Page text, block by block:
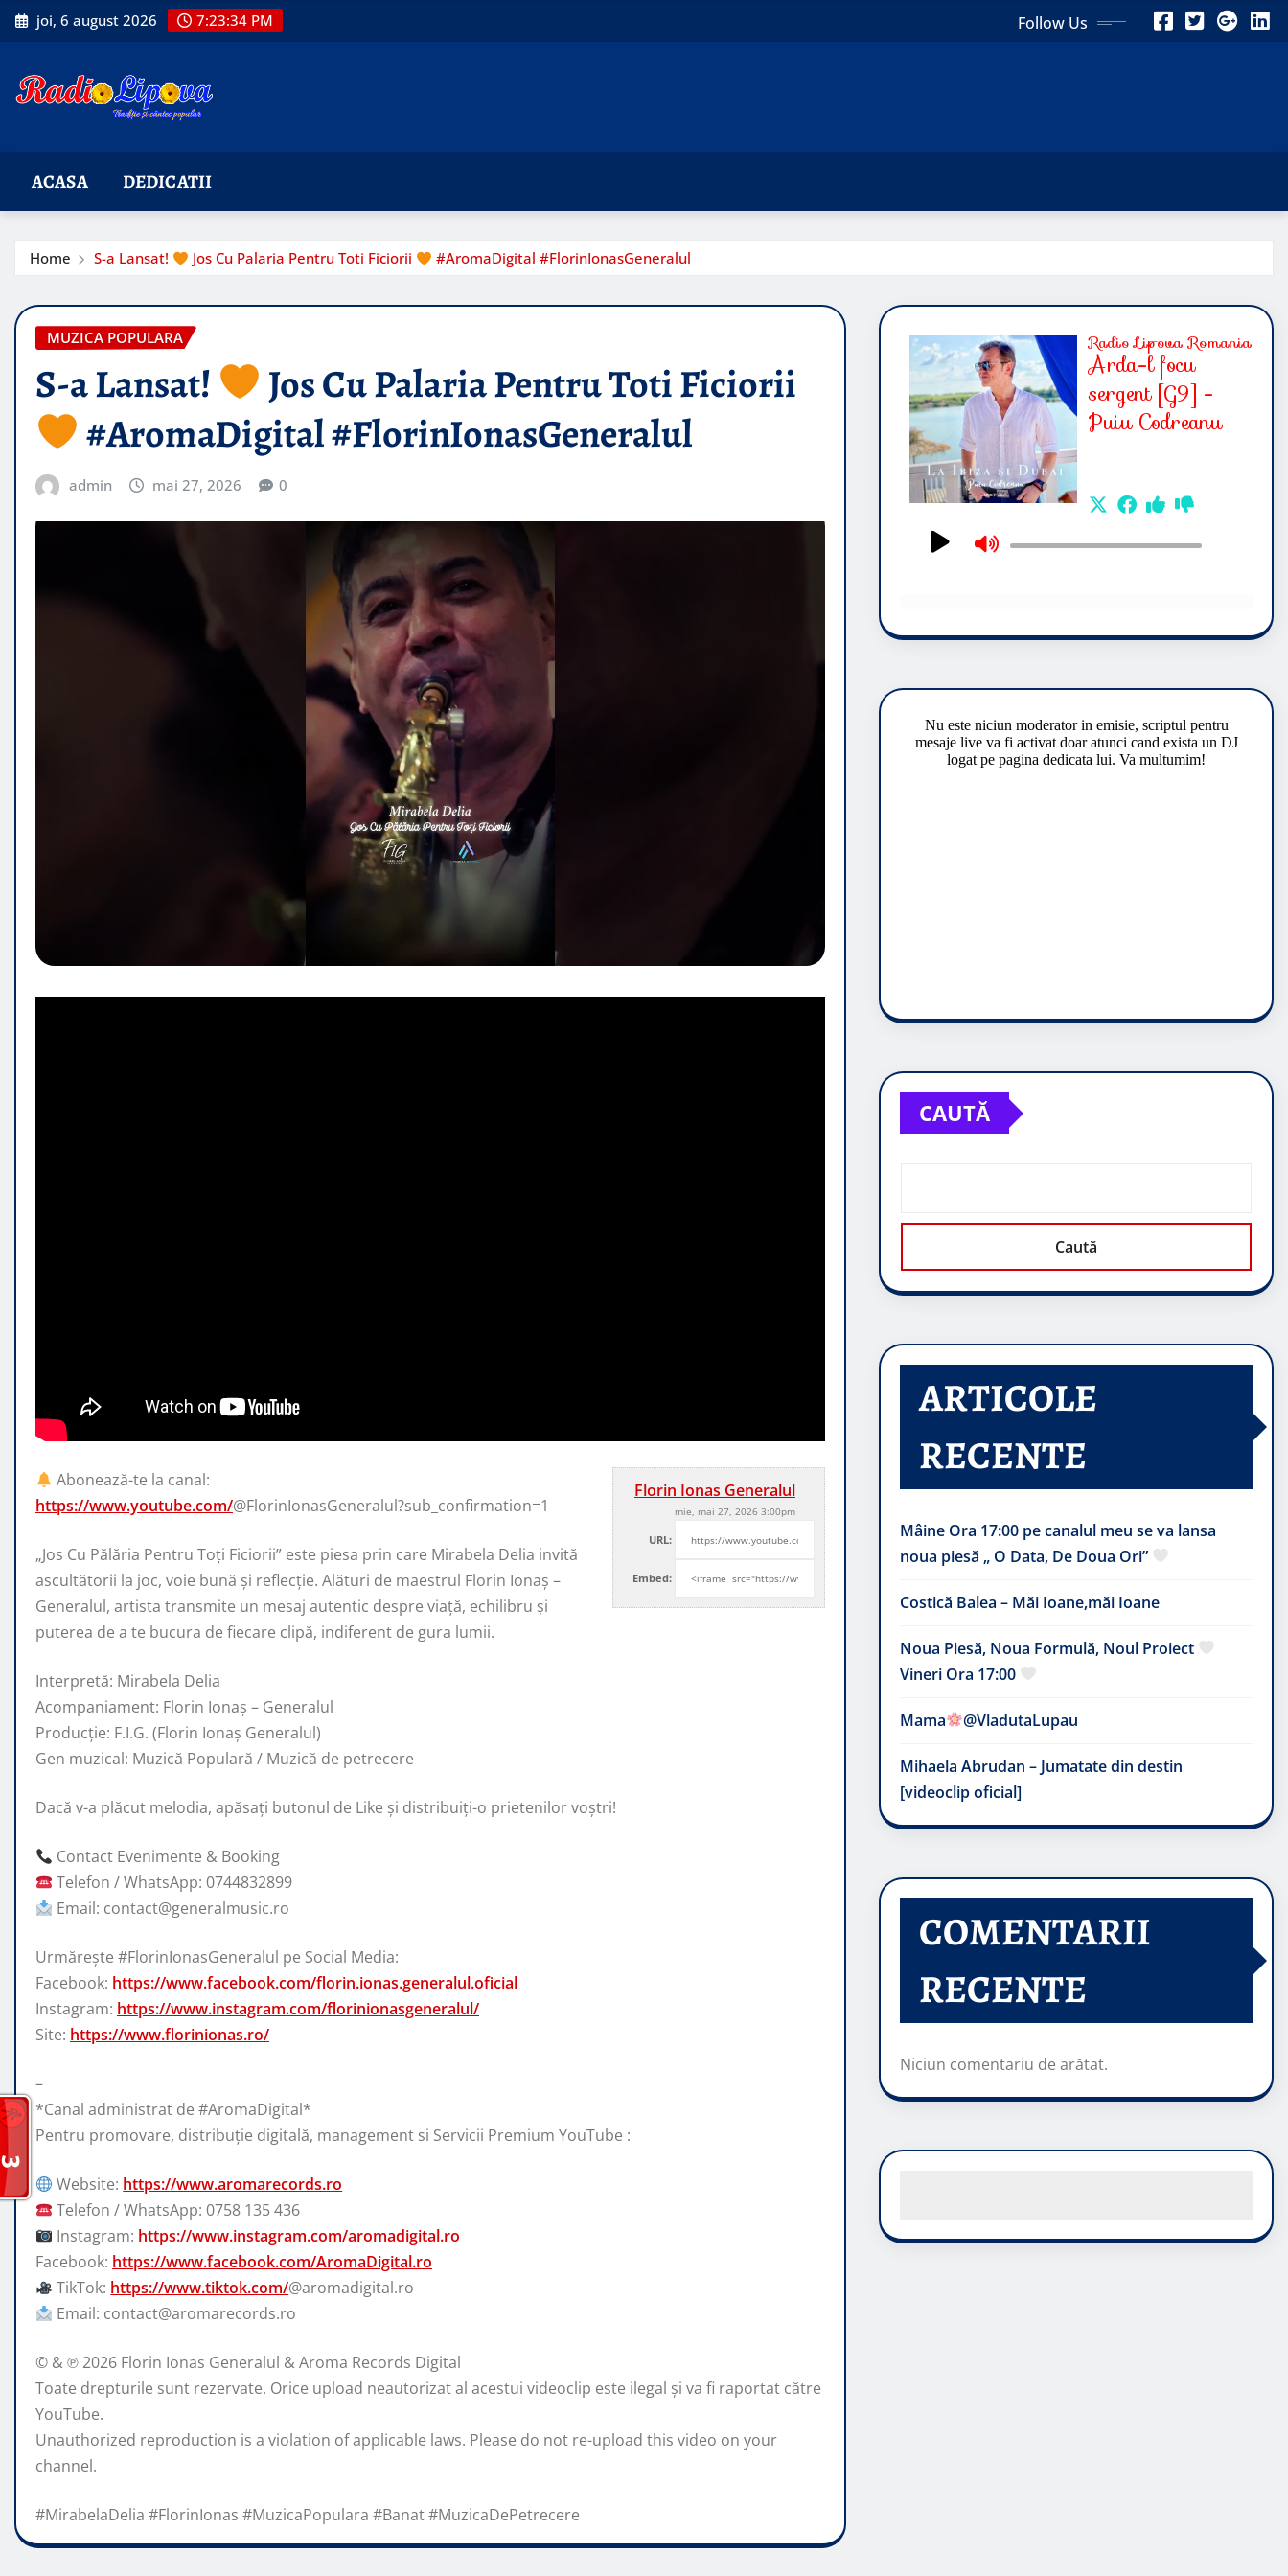
Skip
to
joi, 6 august 2026 7:23:35 PM Follow Us
ACASA DEDICATII
Home S-a Lansat! Jos Cu Palaria Pentru Toti Ficiorii #AromaDigital #FlorinIonasGeneralul
MUZICA POPULARA
S-a Lansat!
Jos Cu Palaria Pentru Toti Ficiorii
#AromaDigital #FlorinIonasGeneralul
admin mai 27, 2026 0
Florin Ionas Generalul
mie, mai 27, 2026 3:00pm
URL:
Embed:
Abonează-te la canal:
https://www.youtube.com/@FlorinIonasGeneralul?sub_confirmation=1
„Jos Cu Pălăria Pentru Toți Ficiorii” este piesa prin care Mirabela Delia invită
ascultătorii la joc, voie bună și reflecție. Alături de maestrul Florin Ionaș –
Generalul, artista transmite un mesaj autentic despre viață, echilibru și
puterea de a te bucura de fiecare clipă, indiferent de gura lumii.
Interpretă: Mirabela Delia
Acompaniament: Florin Ionaș – Generalul
Producție: F.I.G. (Florin Ionaș Generalul)
Gen muzical: Muzică Populară / Muzică de petrecere
Dacă v-a plăcut melodia, apăsați butonul de Like și distribuiți-o prietenilor voștri!
Contact Evenimente & Booking
Telefon / WhatsApp: 0744832899
Email: contact@generalmusic.ro
Urmărește #FlorinIonasGeneralul pe Social Media:
Facebook: https://www.facebook.com/florin.ionas.generalul.oficial
Instagram: https://www.instagram.com/florinionasgeneralul/
Site: https://www.florinionas.ro/
–
*Canal administrat de #AromaDigital*
Pentru promovare, distribuție digitală, management si Servicii Premium YouTube :
Website: https://www.aromarecords.ro
Telefon / WhatsApp: 0758 135 436
Instagram: https://www.instagram.com/aromadigital.ro
Facebook: https://www.facebook.com/AromaDigital.ro
TikTok: https://www.tiktok.com/@aromadigital.ro
Email: contact@aromarecords.ro
© & ℗ 2026 Florin Ionas Generalul & Aroma Records Digital
Toate drepturile sunt rezervate. Orice upload neautorizat al acestui videoclip este ilegal și va fi raportat către
YouTube.
Unauthorized reproduction is a violation of applicable laws. Please do not re-upload this video on your
channel.
#MirabelaDelia #FlorinIonas #MuzicaPopulara #Banat #MuzicaDePetrecere
CAUTĂ
Caută
ARTICOLE
RECENTE
Mâine Ora 17:00 pe canalul meu se va lansa
noua piesă „ O Data, De Doua Ori”
Costică Balea – Măi Ioane,măi Ioane
Noua Piesă, Noua Formulă, Noul Proiect
Vineri Ora 17:00
Mama @VladutaLupau
Mihaela Abrudan – Jumatate din destin
[videoclip oficial]
COMENTARII
RECENTE
Niciun comentariu de arătat.